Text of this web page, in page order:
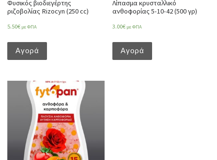
Φυσικός βιοδιεγέρτης
ριζοβολίας Rizocyn (250 cc)
5.50€ με ΦΠΑ
Αγορά
Λίπασμα κρυσταλλικό
ανθοφορίας 5-10-42 (500 γρ)
3.00€ με ΦΠΑ
Αγορά